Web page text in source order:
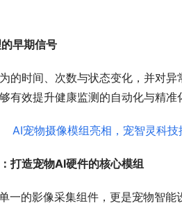
早期信号
的时间、次数与状态变化，并对
有效提升健康监测的自动化与精准
打造宠物AI硬件的核心模组
一的影像采集组件，更是宠物智